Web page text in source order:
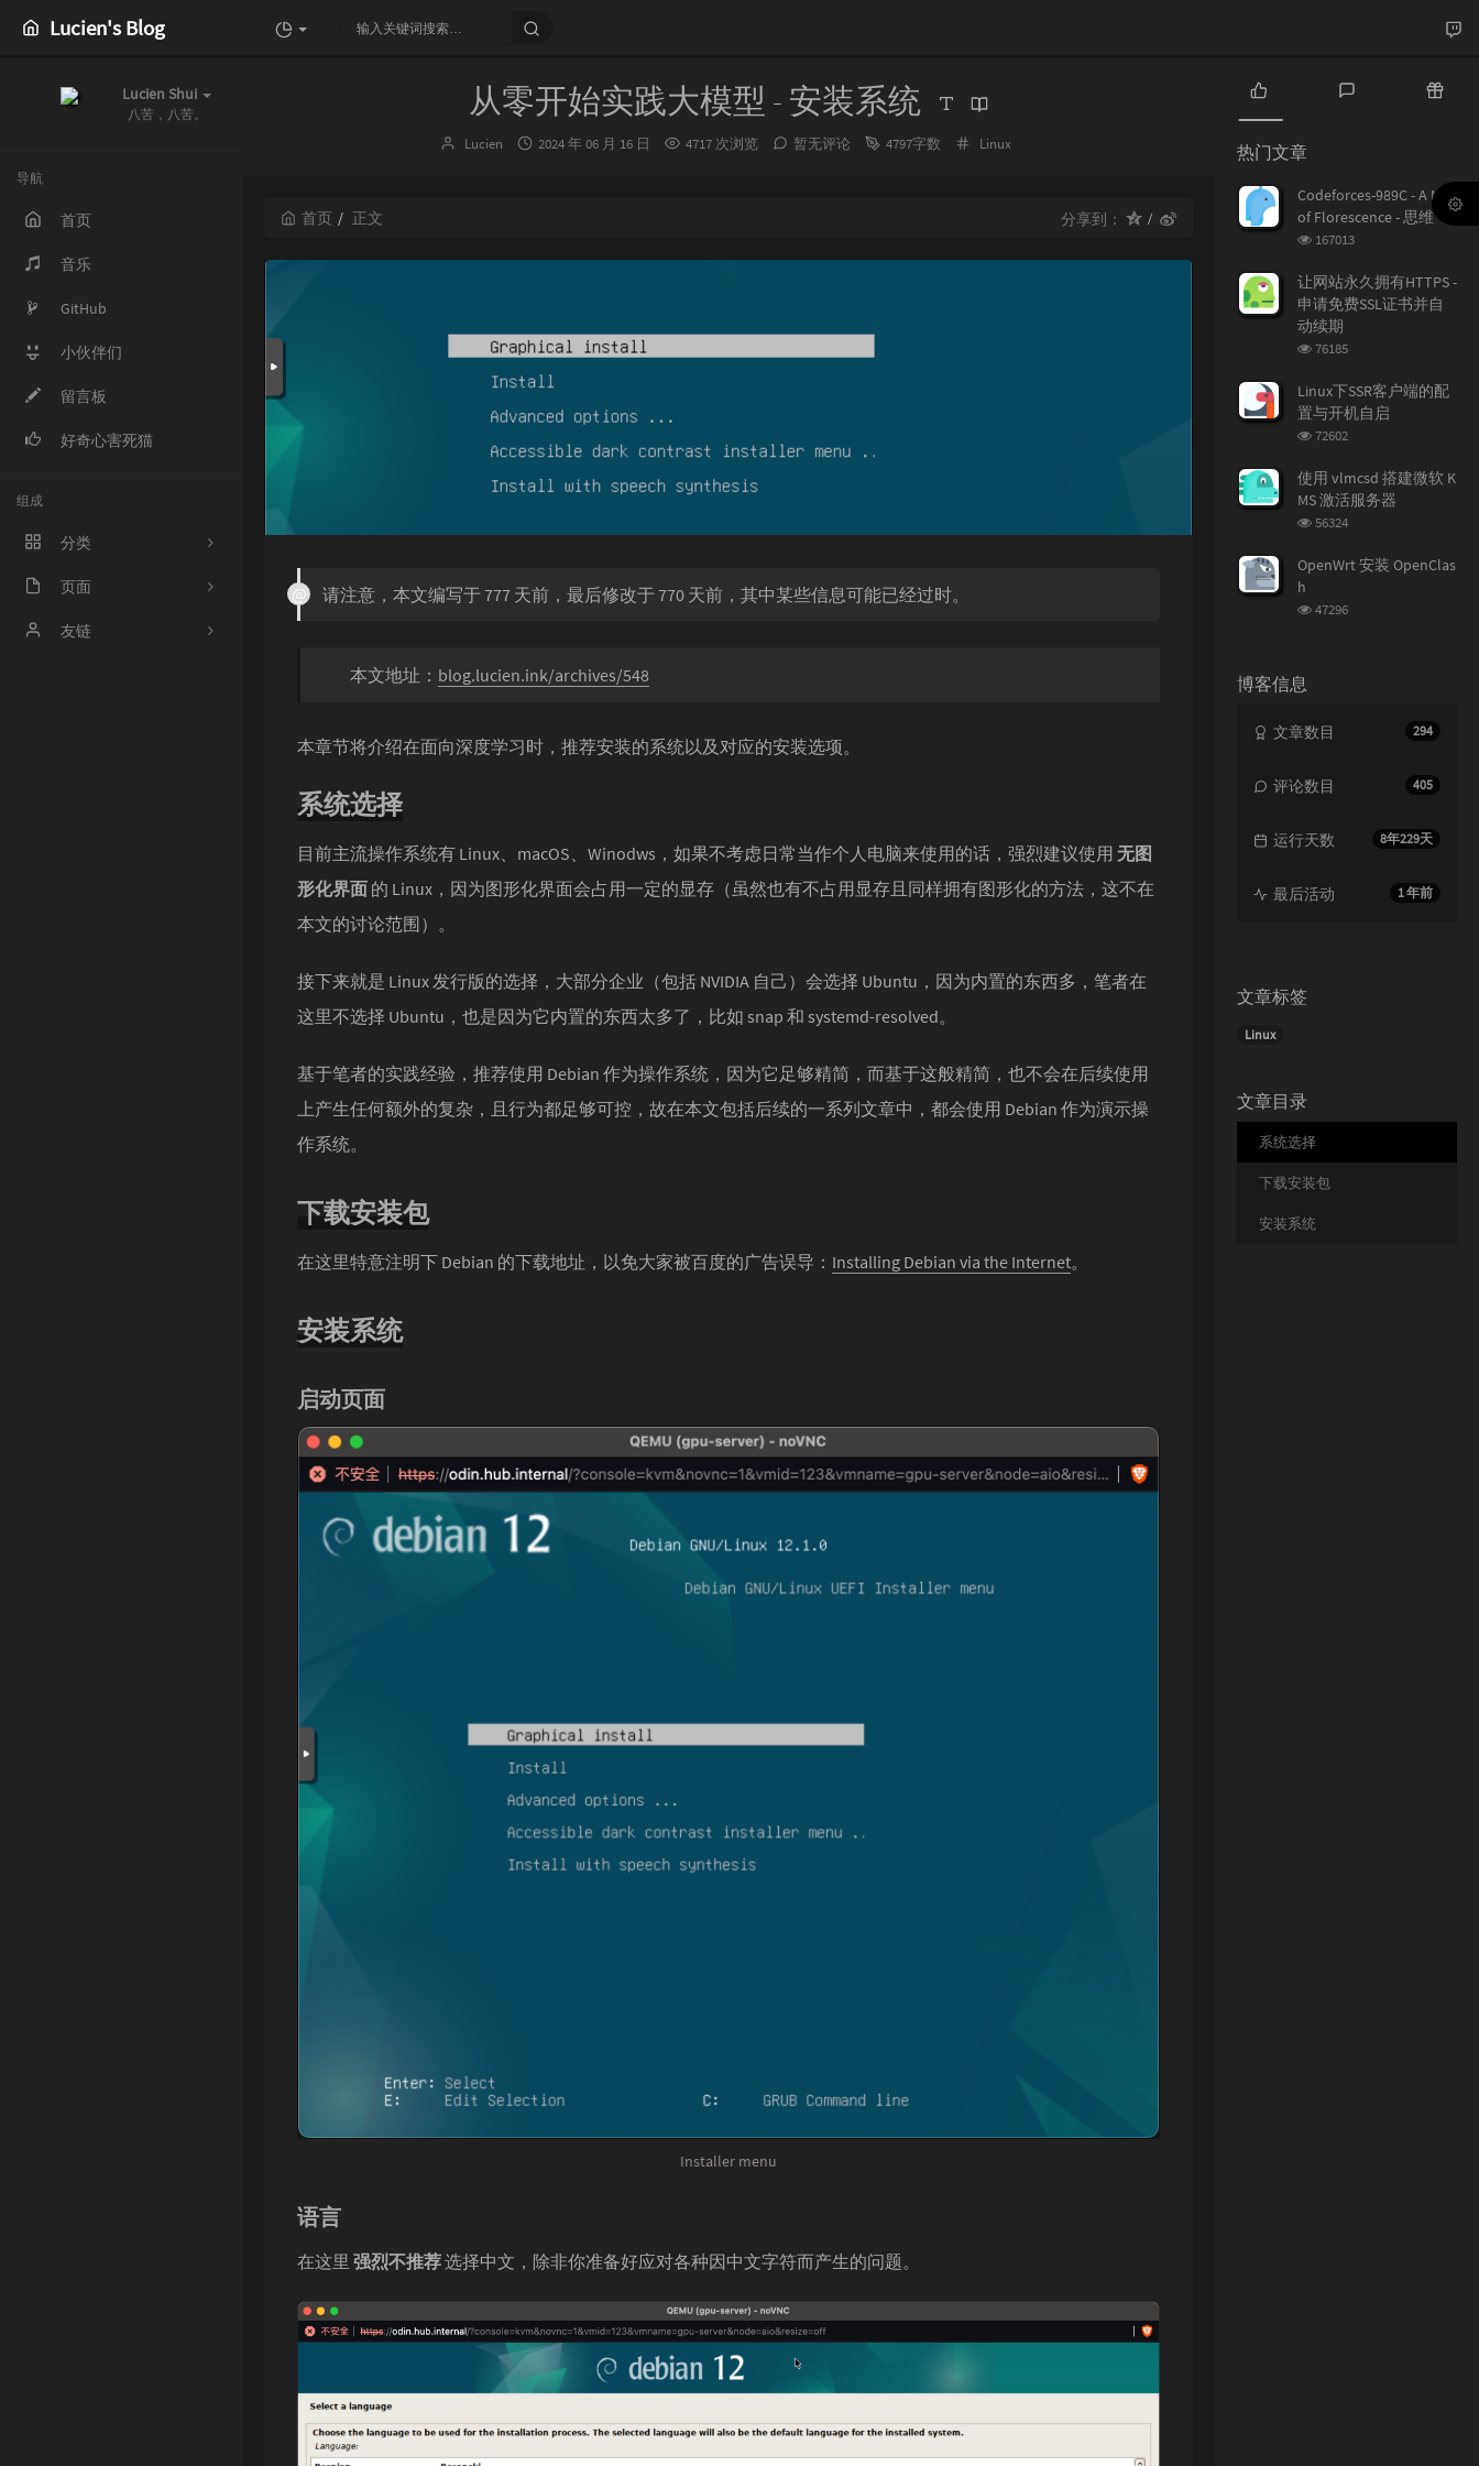
Lucien's Blog
Lucien Shui
八苦，八苦。
导航
首页
音乐
GitHub
小伙伴们
留言板
好奇心害死猫
组成
分类
程序人生
ACM
页面
好奇心害死猫
友链
从零开始实践大模型 - 安装系统
博
Lucien
发
2024 年 06 月 16 日 4717 次浏览 暂无评论 4797字数
分
Linux
首页 正文 分享到：
请注意，本文编写于 777 天前，最后修改于 770 天前，其中某些信息可能已经过时。
本文地址： blog.lucien.ink/archives/548
本章节将介绍在面向深度学习时，推荐安装的系统以及对应的安装选项。
系统选择
目前主流操作系统有 Linux、macOS、Winodws，如果不考虑日常当作个人电脑来使用的话，强烈建议使用 无图
形化界面 的 Linux，因为图形化界面会占用一定的显存（虽然也有不占用显存且同样拥有图形化的方法，这不在
本文的讨论范围）。
接下来就是 Linux 发行版的选择，大部分企业（包括 NVIDIA 自己）会选择 Ubuntu，因为内置的东西多，笔者在
这里不选择 Ubuntu，也是因为它内置的东西太多了，比如 snap 和 systemd-resolved。
基于笔者的实践经验，推荐使用 Debian 作为操作系统，因为它足够精简，而基于这般精简，也不会在后续使用
上产生任何额外的复杂，且行为都足够可控，故在本文包括后续的一系列文章中，都会使用 Debian 作为演示操
作系统。
下载安装包
在这里特意注明下 Debian 的下载地址，以免大家被百度的广告误导： Installing Debian via the Internet。
安装系统
启动页面
Installer menu
语言
在这里 强烈不推荐选择中文，除非你准备好应对各种因中文字符而产生的问题。
热
门
文
章
章
热门文章
Codeforces-989C - A Mist
of Florescence - 思维
浏
次
数:
167013
让网站永久拥有HTTPS -
申请免费SSL证书并自
动续期
浏
次
数:
76185
Linux下SSR客户端的配
置与开机自启
浏
次
数:
72602
使用 vlmcsd 搭建微软 K
MS 激活服务器
浏
次
56324
OpenWrt 安装 OpenClas
h
浏
47296
博客信息
294
文章数目
405
评论数目
8年229天
运行天数
1 年前
最后活动
文章标签
Linux
文章目录
系统选择
下载安装包
安装系统